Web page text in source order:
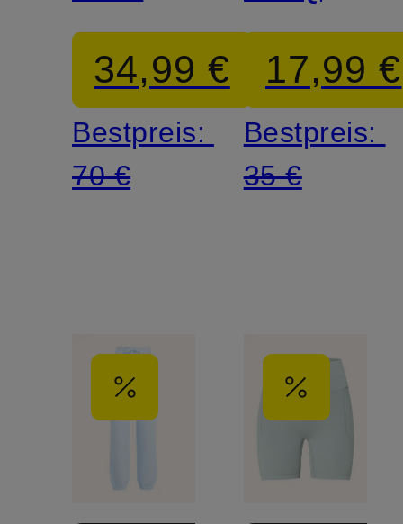
LUX
34,99 €
Bestpreis:
70 €
17,99 €
Bestpreis:
35 €